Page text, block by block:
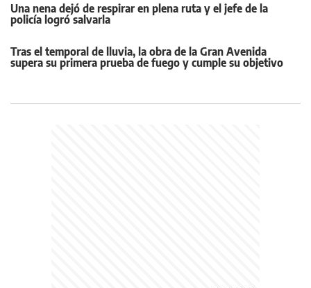
Una nena dejó de respirar en plena ruta y el jefe de la
policía logró salvarla
Tras el temporal de lluvia, la obra de la Gran Avenida
supera su primera prueba de fuego y cumple su objetivo